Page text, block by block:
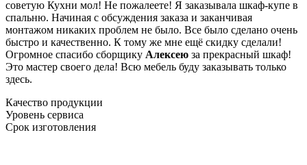
советую Кухни мол! Не пожалеете! Я заказывала шкаф-купе в
спальню. Начиная с обсуждения заказа и заканчивая
монтажом никаких проблем не было. Все было сделано очень
быстро и качественно. К тому же мне ещё скидку сделали!
Огромное спасибо сборщику Алексею за прекрасный шкаф!
Это мастер своего дела! Всю мебель буду заказывать только
здесь.
Качество продукции
Уровень сервиса
Срок изготовления